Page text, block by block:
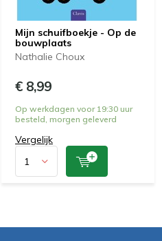
Mijn schuifboekje - Op de
bouwplaats
Nathalie Choux
€ 8,99
Op werkdagen voor 19:30 uur
besteld, morgen geleverd
Vergelijk